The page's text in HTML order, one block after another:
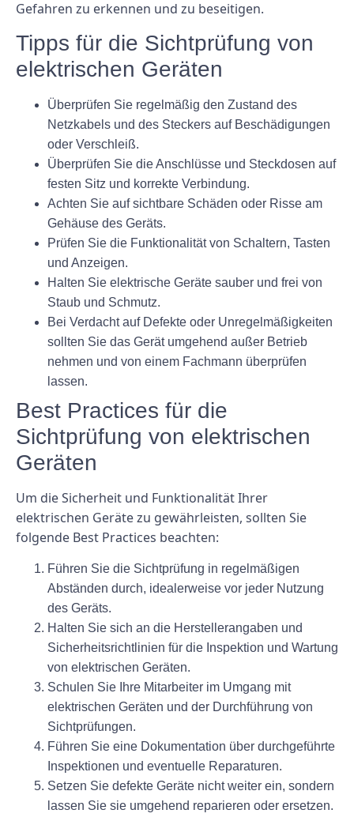
Gefahren zu erkennen und zu beseitigen.
Tipps für die Sichtprüfung von
elektrischen Geräten
Überprüfen Sie regelmäßig den Zustand des
Netzkabels und des Steckers auf Beschädigungen
oder Verschleiß.
Überprüfen Sie die Anschlüsse und Steckdosen auf
festen Sitz und korrekte Verbindung.
Achten Sie auf sichtbare Schäden oder Risse am
Gehäuse des Geräts.
Prüfen Sie die Funktionalität von Schaltern, Tasten
und Anzeigen.
Halten Sie elektrische Geräte sauber und frei von
Staub und Schmutz.
Bei Verdacht auf Defekte oder Unregelmäßigkeiten
sollten Sie das Gerät umgehend außer Betrieb
nehmen und von einem Fachmann überprüfen
lassen.
Best Practices für die
Sichtprüfung von elektrischen
Geräten
Um die Sicherheit und Funktionalität Ihrer
elektrischen Geräte zu gewährleisten, sollten Sie
folgende Best Practices beachten:
Führen Sie die Sichtprüfung in regelmäßigen
Abständen durch, idealerweise vor jeder Nutzung
des Geräts.
Halten Sie sich an die Herstellerangaben und
Sicherheitsrichtlinien für die Inspektion und Wartung
von elektrischen Geräten.
Schulen Sie Ihre Mitarbeiter im Umgang mit
elektrischen Geräten und der Durchführung von
Sichtprüfungen.
Führen Sie eine Dokumentation über durchgeführte
Inspektionen und eventuelle Reparaturen.
Setzen Sie defekte Geräte nicht weiter ein, sondern
lassen Sie sie umgehend reparieren oder ersetzen.